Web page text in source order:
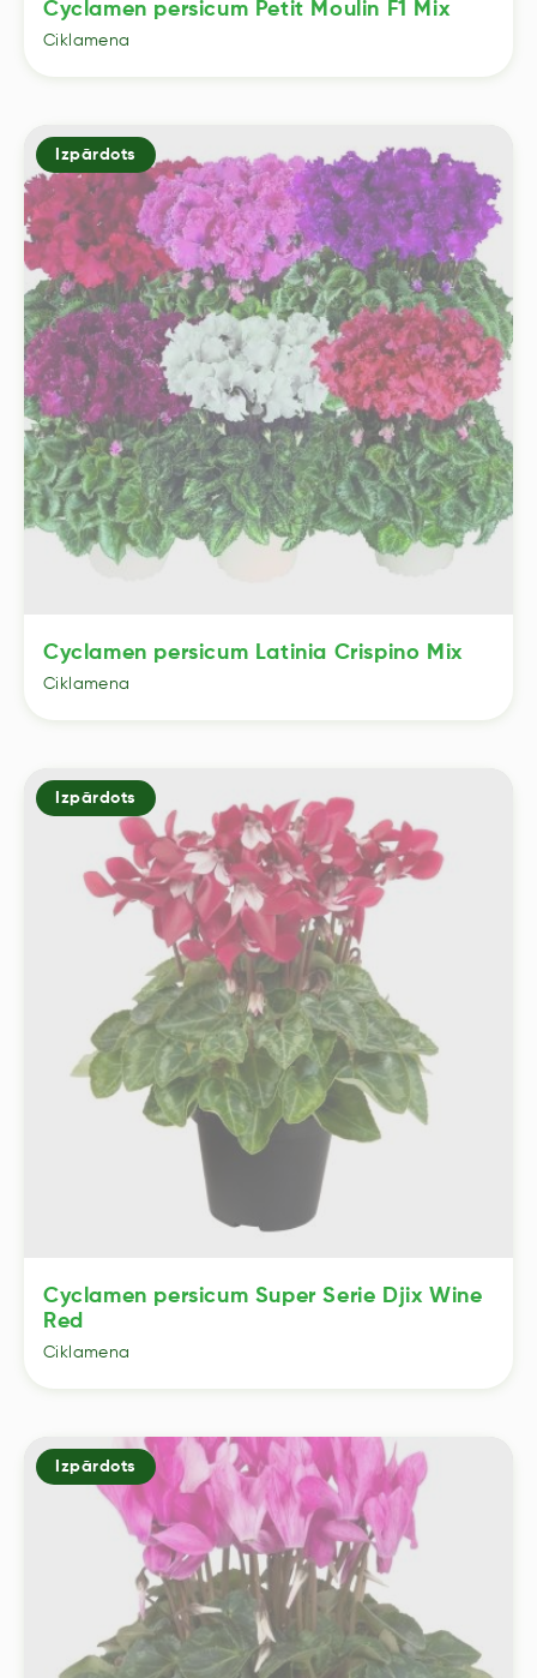
Cyclamen persicum Petit Moulin F1 Mix
Ciklamena
Cyclamen persicum Latinia Crispino Mix
Ciklamena
Cyclamen persicum Super Serie Djix Wine
Red
Ciklamena